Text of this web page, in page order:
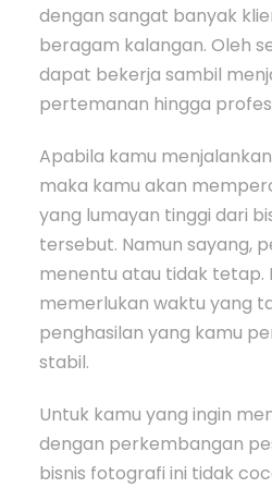
dengan sangat banyak
beragam kalangan. Oleh
dapat bekerja sambil
pertemanan hingga
Apabila kamu
maka kamu akan
yang lumayan tinggi dari
tersebut. Namun sayang,
menentu atau tidak tetap.
memerlukan waktu yang
penghasilan yang kamu
stabil.
Untuk kamu yang ingin
dengan perkembangan
bisnis fotografi ini tidak